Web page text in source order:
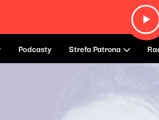
Podcasty Strefa Patrona